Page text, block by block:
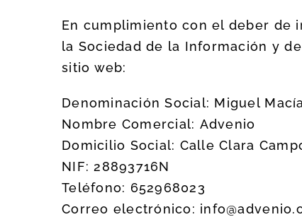
En cumplimiento con el deber de
la Sociedad de la Información y
sitio web:
Denominación Social: Miguel
Nombre Comercial: Advenio
Domicilio Social: Calle Clara
NIF: 28893716N
Teléfono: 652968023
Correo electrónico: